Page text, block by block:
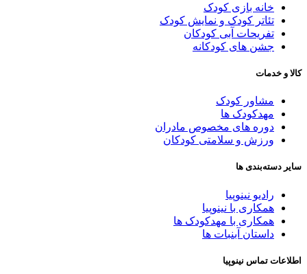
خانه بازی کودک
تئاتر کودک و نمایش کودک
تفریحات آبی کودکان
جشن های کودکانه
و خدمات
مشاور کودک
مهدکودک ها
دوره های مخصوص مادران
ورزش و سلامتی کودکان
دسته‌بندی ها
رادیو نینوپیا
همکاری با نینوپیا
همکاری با مهدکودک ها
داستان آبنبات ها
تماس نینوپیا